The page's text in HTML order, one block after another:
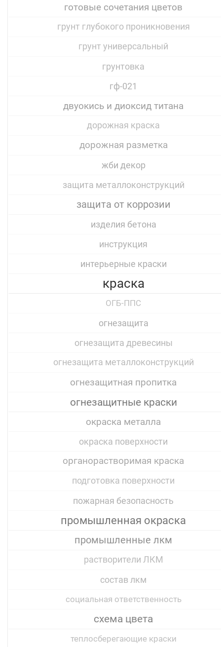
готовые сочетания цветов
грунт глубокого проникновения
грунт универсальный
грунтовка
гф-021
двуокись и диоксид титана
дорожная краска
дорожная разметка
жби декор
защита металлоконструкций
защита от коррозии
изделия бетона
инструкция
интерьерные краски
краска
ОГБ-ППС
огнезащита
огнезащита древесины
огнезащита металлоконструкций
огнезащитная пропитка
огнезащитные краски
окраска металла
окраска поверхности
органорастворимая краска
подготовка поверхности
пожарная безопасность
промышленная окраска
промышленные лкм
растворители ЛКМ
состав лкм
социальная ответственность
схема цвета
теплосберегающие краски